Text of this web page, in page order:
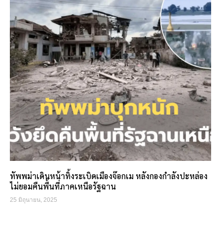
ทัพพม่าเดินหน้าทิ้งระเบิดเมืองจ๊อกเม หลังกองกำลังปะหล่อง
ไม่ยอมคืนพื้นที่ภาคเหนือรัฐฉาน
25 มิถุนายน, 2025